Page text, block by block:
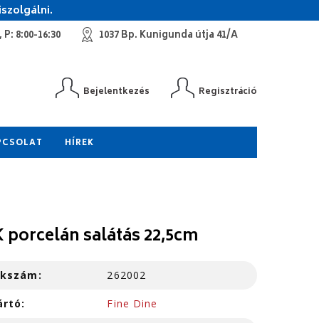
8:00-16:30 1037 Bp. Kunigunda útja 41/A
Bejelentkezés Regisztráció
HÍREK
porcelán salátás 22,5cm
262002
Fine Dine